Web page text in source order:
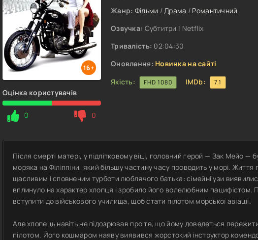
16+
Оцінка користувачів
0 0
Жанр: Фільми /Драма / Романтичний
Озвучка: Субтитри | Netflix
Тривалість: 02:04:30
Оновлення: Новинка на сайті
Якість:
FHD 1080 IMDb: 7.1
Після смерті матері, у підлітковому віці, головний герой — Зак Мейо —
моряка на Філіппіни, який більшу частину часу проводить у морі. Життя
щасливим і сповненим турботи люблячого батька: сімейні узи
вплинуло на характер хлопця і зробило його волелюбним пацифістом.
вступити до військового училища, щоб стати пілотом морської авіації.
Але хлопець навіть не підозрював про те, що йому доведеться
пілотом. Його кошмаром наяву виявився жорстокий інструктор